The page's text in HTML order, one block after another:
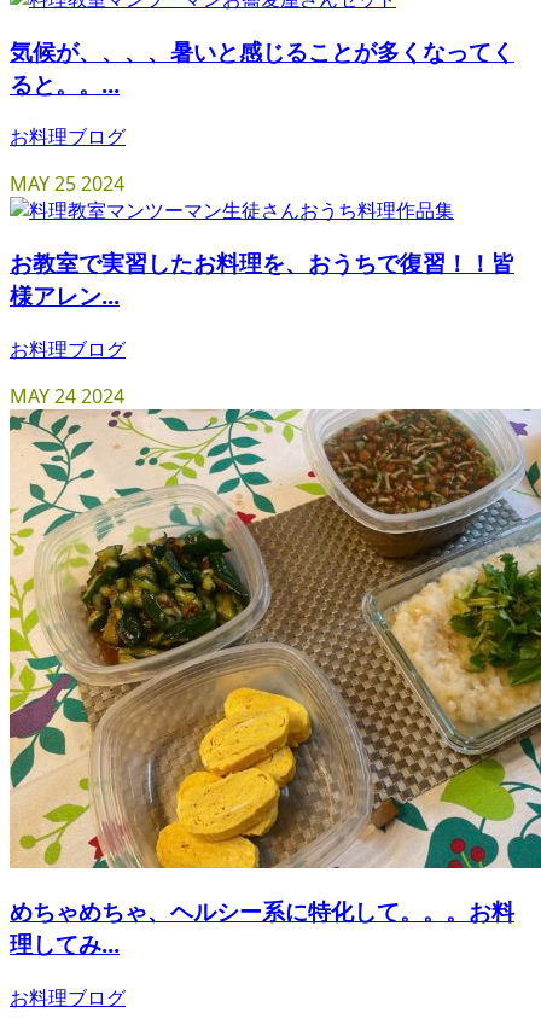
気候が、、、、暑いと感じることが多くなってく
ると。。...
お料理ブログ
MAY252024
お教室で実習したお料理を、おうちで復習！！皆
様アレン...
お料理ブログ
MAY242024
めちゃめちゃ、ヘルシー系に特化して。。。お料
理してみ...
お料理ブログ